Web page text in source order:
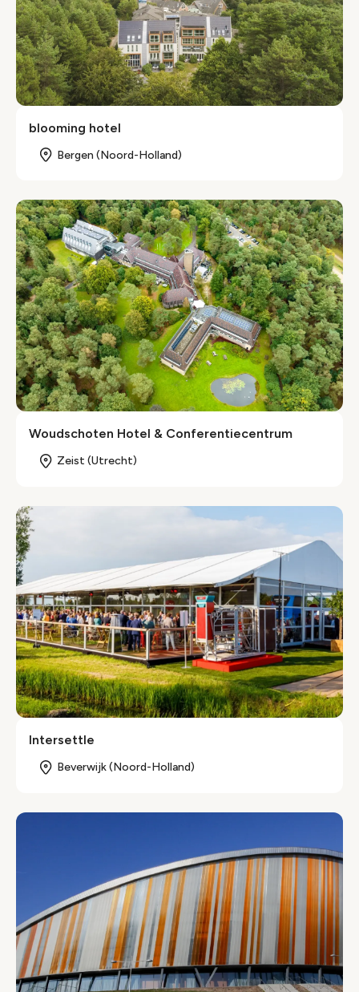
blooming hotel
Bergen (Noord-Holland)
Woudschoten Hotel & Conferentiecentrum
Zeist (Utrecht)
Intersettle
Beverwijk (Noord-Holland)